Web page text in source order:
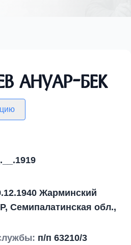
Ануар-бек
Жарминский
Семипалатинская обл.,
п/п 63210/3